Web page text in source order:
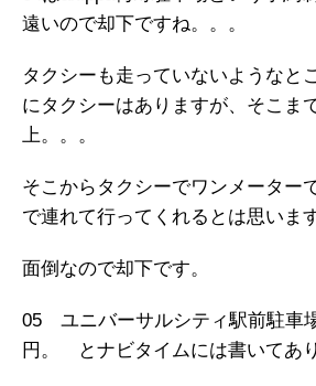
遠いので却下ですね。。。
タクシーも走っていないようなと
にタクシーはありますが、そこま
上。。。
そこからタクシーでワンメーター
で連れて行ってくれるとは思いま
面倒なので却下です。
05 ユニバーサルシティ駅前駐車
円。 とナビタイムには書いてあ